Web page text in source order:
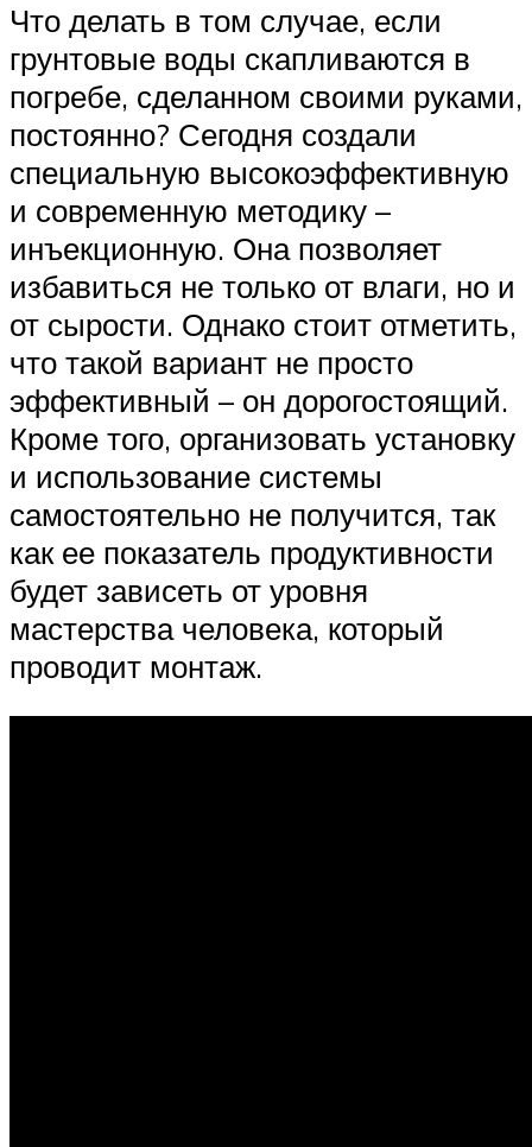
Что делать в том случае, если
грунтовые воды скапливаются в
погребе, сделанном своими руками,
постоянно? Сегодня создали
специальную высокоэффективную
и современную методику –
инъекционную. Она позволяет
избавиться не только от влаги, но и
от сырости. Однако стоит отметить,
что такой вариант не просто
эффективный – он дорогостоящий.
Кроме того, организовать установку
и использование системы
самостоятельно не получится, так
как ее показатель продуктивности
будет зависеть от уровня
мастерства человека, который
проводит монтаж.